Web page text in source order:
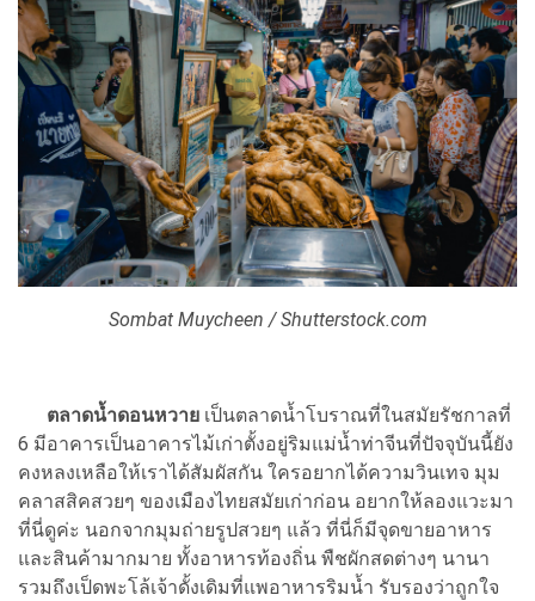
Sombat Muycheen / Shutterstock.com
ตลาดน้ำดอนหวาย เป็นตลาดน้ำโบราณที่ในสมัยรัชกาลที่
6 มีอาคารเป็นอาคารไม้เก่าตั้งอยู่ริมแม่น้ำท่าจีนที่ปัจจุบันนี้ยัง
คงหลงเหลือให้เราได้สัมผัสกัน ใครอยากได้ความวินเทจ มุม
คลาสสิคสวยๆ ของเมืองไทยสมัยเก่าก่อน อยากให้ลองแวะมา
ที่นี่ดูค่ะ นอกจากมุมถ่ายรูปสวยๆ แล้ว ที่นี่ก็มีจุดขายอาหาร
และสินค้ามากมาย ทั้งอาหารท้องถิ่น พืชผักสดต่างๆ นานา
รวมถึงเป็ดพะโล้เจ้าดั้งเดิมที่แพอาหารริมน้ำ รับรองว่าถูกใจ